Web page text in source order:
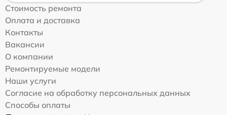
Стоимость ремонта
Оплата и доставка
Контакты
Вакансии
О компании
Ремонтируемые модели
Наши услуги
Согласие на обработку персональных данных
Способы оплаты